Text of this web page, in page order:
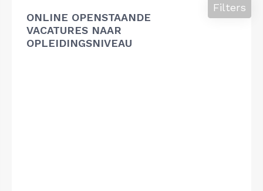
ONLINE OPENSTAANDE
VACATURES NAAR
OPLEIDINGSNIVEAU
Filters